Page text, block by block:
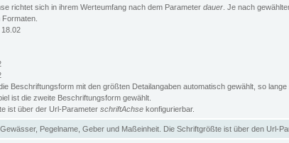
richtet sich in ihrem Werteumfang nach dem Parameter dauer . Je nach
Beschriftungsform mit den größten Detailangaben automatisch gewählt, so
ist die zweite Beschriftungsform gewählt.
ist über der Url-Parameter schriftAchse konfigurierbar.
Pegelname, Geber und Maßeinheit. Die Schriftgrößte ist über den Url-